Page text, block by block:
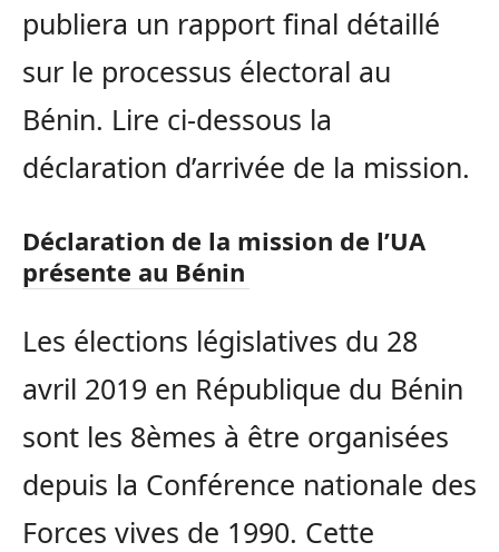
publiera un rapport final détaillé
sur le processus électoral au
Bénin. Lire ci-dessous la
déclaration d’arrivée de la mission.
Déclaration de la mission de l’UA
présente au Bénin
Les élections législatives du 28
avril 2019 en République du Bénin
sont les 8èmes à être organisées
depuis la Conférence nationale des
Forces vives de 1990. Cette